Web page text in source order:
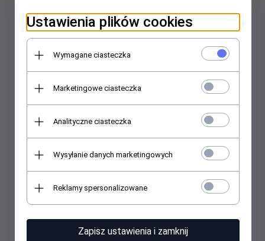
Symbol producenta: AK-DC-01
EAN/UPC:
Ustawienia plików cookies
Wymagane ciasteczka
Marketingowe ciasteczka
Analityczne ciasteczka
Wysyłanie danych marketingowych
Reklamy spersonalizowane
Zapisz ustawienia i zamknij